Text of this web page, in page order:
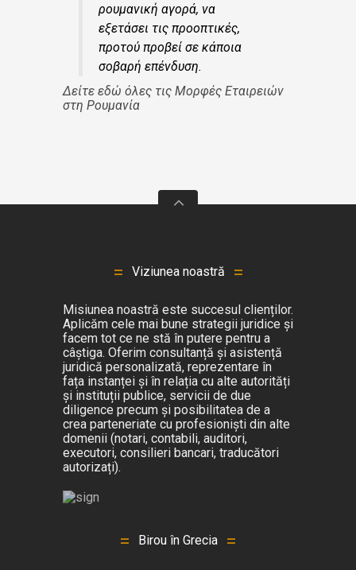
ρουμανική αγορά, να
εξετάσει τις προοπτικές,
προτού προβεί σε κάποια
σοβαρή επένδυση.
Δείτε εδώ όλες τις Μορφές Εταιρειών
στη Ρουμανία
Viziunea noastră
Misiunea noastră este succesul clienților.
Aplicăm cele mai bune strategii juridice și
facem tot ce ne stă în putere pentru a
câștiga. Oferim consultanță și asistență
juridică personalizată, reprezentare în
fața instanței și în relația cu alte autorități
și instituții publice, servicii de due
diligence precum și posibilitatea de a
crea parteneriate cu profesioniști din alte
domenii (notari, contabili, auditori,
executori, consilieri bancari, traducători
autorizați).
Birou în Grecia